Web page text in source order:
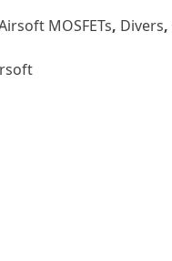
MOSFETs, Divers,